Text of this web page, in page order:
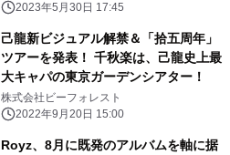
良い夏にしましょう」
2023年5月30日 17:45
己龍新ビジュアル解禁＆「拾五周年」
ツアーを発表！ 千秋楽は、己龍史上最
大キャパの東京ガーデンシアター！
株式会社ビーフォレスト
2022年9月20日 15:00
Royz、8月に既発のアルバムを軸に据